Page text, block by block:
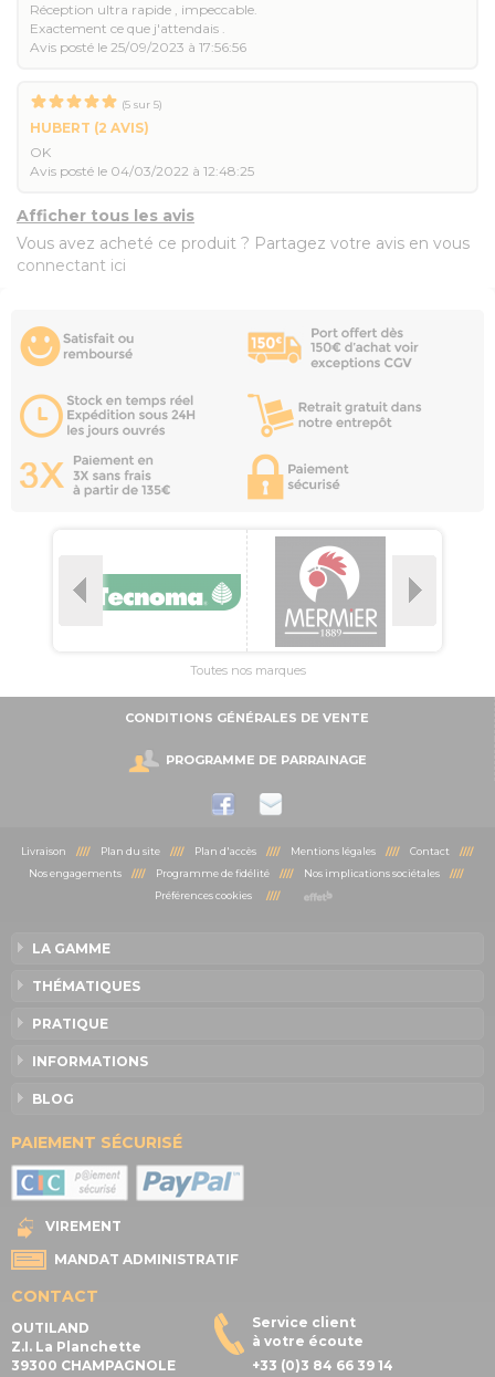
Réception ultra rapide , impeccable.
Exactement ce que j'attendais .
Avis posté le 25/09/2023 à 17:56:56
(5 sur 5)
HUBERT (2 AVIS)
OK
Avis posté le 04/03/2022 à 12:48:25
Afficher tous les avis
Vous avez acheté ce produit ? Partagez votre avis en vous
connectant ici
Toutes nos marques
CONDITIONS GÉNÉRALES DE VENTE
PROGRAMME DE PARRAINAGE
Livraison //// Plan du site //// Plan d'accès //// Mentions légales //// Contact ////
Nos engagements//// Programme de fidélité//// Nos implications sociétales////
Préférences cookies
////
LA GAMME
THÉMATIQUES
PRATIQUE
INFORMATIONS
BLOG
PAIEMENT SÉCURISÉ
VIREMENT
MANDAT ADMINISTRATIF
CONTACT
OUTILAND
Z.I. La Planchette
39300 CHAMPAGNOLE
Service client
à votre écoute
+33 (0)3 84 66 39 14